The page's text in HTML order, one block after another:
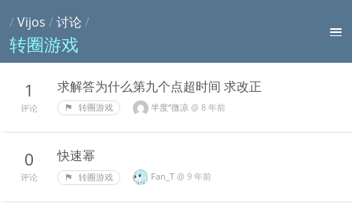
/Vijos /讨论 /
转圈游戏
1
评论
求解答为什么第九个点超时间 求改正
转圈游戏 半度‘’微凉 @ 8 年前
0
评论
快速幂
转圈游戏 Fan_T @ 9 年前